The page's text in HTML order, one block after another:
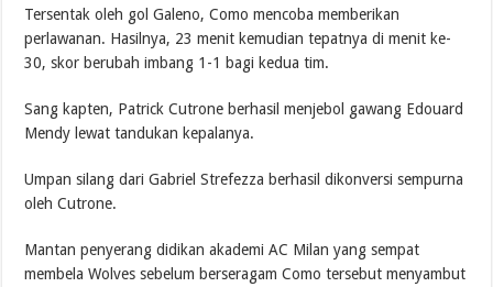
Tersentak oleh gol Galeno, Como mencoba memberikan
perlawanan. Hasilnya, 23 menit kemudian tepatnya di menit ke-
30, skor berubah imbang 1-1 bagi kedua tim.
Sang kapten, Patrick Cutrone berhasil menjebol gawang Edouard
Mendy lewat tandukan kepalanya.
Umpan silang dari Gabriel Strefezza berhasil dikonversi sempurna
oleh Cutrone.
Mantan penyerang didikan akademi AC Milan yang sempat
membela Wolves sebelum berseragam Como tersebut menyambut